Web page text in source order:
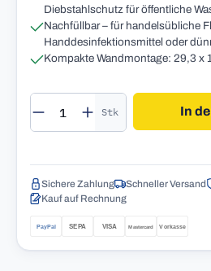
Diebstahlschutz für öffentliche
Nachfüllbar – für handelsübliche
Handdesinfektionsmittel oder
Kompakte Wandmontage: 29,3 x
Produkt Anzahl: Gib
Stk In
Sichere Zahlung Schneller Versand
Kauf auf Rechnung